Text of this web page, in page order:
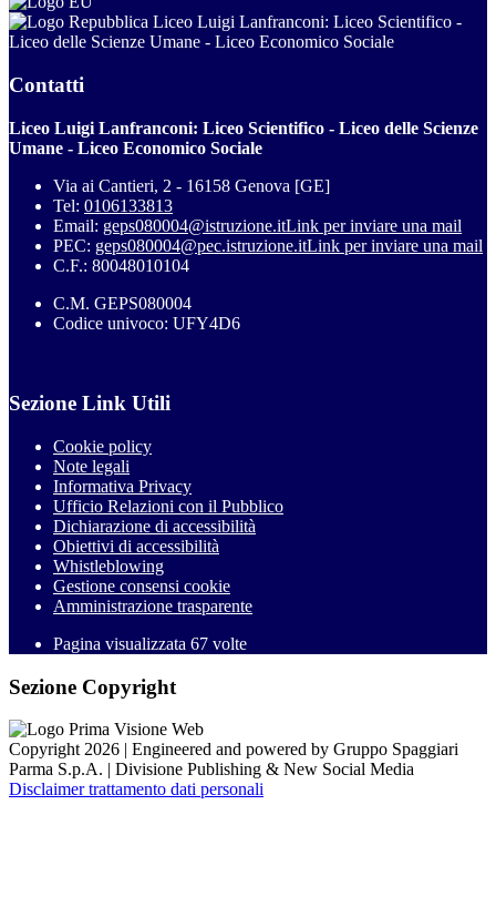
Liceo Luigi Lanfranconi: Liceo Scientifico -
Liceo delle Scienze Umane - Liceo Economico Sociale
Contatti
Liceo Luigi Lanfranconi: Liceo Scientifico - Liceo delle Scienze
Umane - Liceo Economico Sociale
Via ai Cantieri, 2 - 16158 Genova [GE]
Tel: 0106133813
Email: geps080004@istruzione.itLink per inviare una mail
PEC: geps080004@pec.istruzione.itLink per inviare una mail
C.F.: 80048010104
C.M. GEPS080004
Codice univoco: UFY4D6
Sezione Link Utili
Cookie policy
Note legali
Informativa Privacy
Ufficio Relazioni con il Pubblico
Dichiarazione di accessibilità
Obiettivi di accessibilità
Whistleblowing
Gestione consensi cookie
Amministrazione trasparente
Pagina visualizzata 67 volte
Sezione Copyright
Copyright 2026 | Engineered and powered by Gruppo Spaggiari
Parma S.p.A. | Divisione Publishing & New Social Media
Disclaimer trattamento dati personali